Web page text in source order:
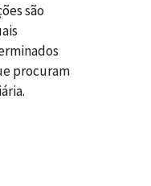
são
procuram